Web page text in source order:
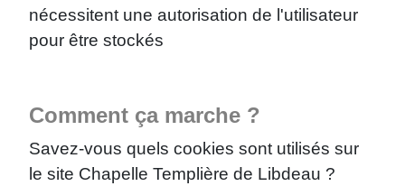
nécessitent une autorisation de l'utilisateur
pour être stockés
Comment ça marche ?
Savez-vous quels cookies sont utilisés sur
le site Chapelle Templière de Libdeau ?